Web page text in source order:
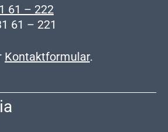
61 – 222
61 – 221
Kontaktformular.